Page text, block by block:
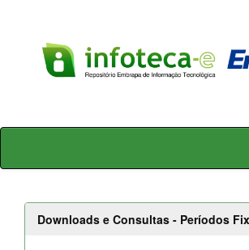
Skip
Downloads e Consultas - Períodos